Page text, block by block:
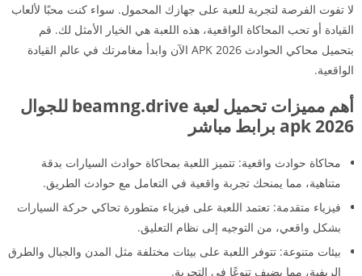
لا تفوت الفرصة لتجربة للعبة على جهازك المحمول. سواء كنت محبًا لألعاب
القيادة أو تحب المحاكاة الواقعية، هذه اللعبة هي الخيار الأمثل لك. قم
بتحميل محاكي الحوادث APK 2026 الآن وابدأ مغامرتك في عالم القيادة
الواقعية.
أهم مميزات تحميل لعبة beamng.drive للجوال
apk 2026 برابط مباشر
محاكاة حوادث واقعية: تتميز اللعبة بمحاكاة حوادث السيارات بدقة
متناهية، مما يمنحك تجربة واقعية في التعامل مع حوادث الطريق.
فيزياء متقدمة: تعتمد اللعبة على فيزياء متطورة تحاكي حركة السيارات
بشكل واقعي، من التوجيه إلى نظام التعليق.
بيئات متنوعة: تتوفر اللعبة على بيئات مختلفة مثل المدن والجبال والطرق
الريفية، مما يضيف تنوعًا في التجربة.